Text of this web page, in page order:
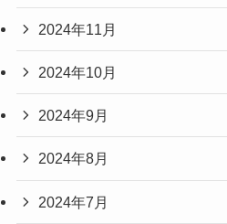
2024年11月
2024年10月
2024年9月
2024年8月
2024年7月